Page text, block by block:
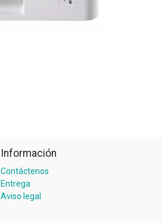
Información
Contáctenos
Entrega
Aviso legal